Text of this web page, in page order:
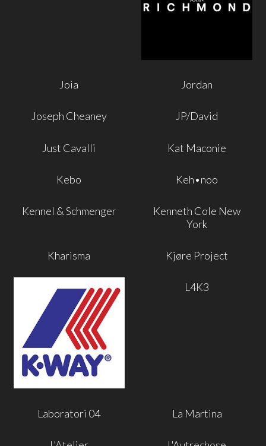
Joia Jordan
Joseph Cheaney JP/David
Just Cavalli Kat Maconie
Kebo Keh•noo
Kennel & Schmenger
Kenneth Cole New
York
Kharisma Kjøre Project
L4K3
Laboratori 04 La Martina